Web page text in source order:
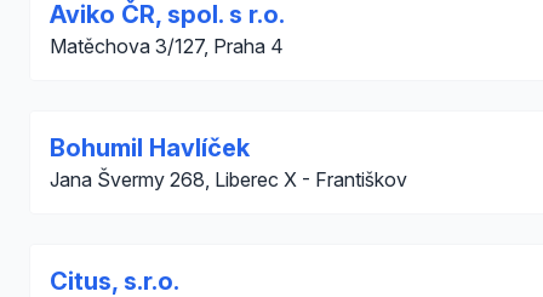
Aviko ČR, spol. s r.o.
Matěchova 3/127, Praha 4
Bohumil Havlíček
Jana Švermy 268, Liberec X - Františkov
Citus, s.r.o.